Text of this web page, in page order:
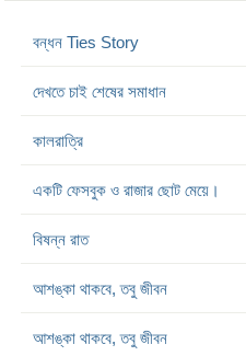
বন্ধন Ties Story
দেখতে চাই শেষের সমাধান
কালরাত্রি
একটি ফেসবুক ও রাজার ছোট মেয়ে।
বিষন্ন রাত
আশঙ্কা থাকবে, তবু জীবন
আশঙ্কা থাকবে, তবু জীবন